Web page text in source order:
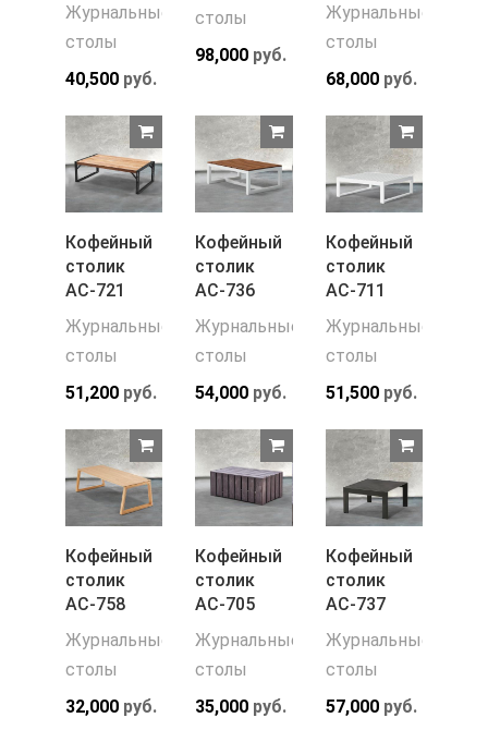
Журнальные
столы
40,500 руб.
столы
98,000 руб.
Журнальные
столы
68,000руб.
Кофейный
столик
АС-721
Журнальные
столы
51,200 руб.
Кофейный
столик
АС-736
Журнальные
столы
54,000 руб.
Кофейный
столик
АС-711
Журнальные
столы
51,500руб.
Кофейный
столик
АС-758
Журнальные
столы
32,000 руб.
Кофейный
столик
АС-705
Журнальные
столы
35,000 руб.
Кофейный
столик
АС-737
Журнальные
столы
57,000руб.